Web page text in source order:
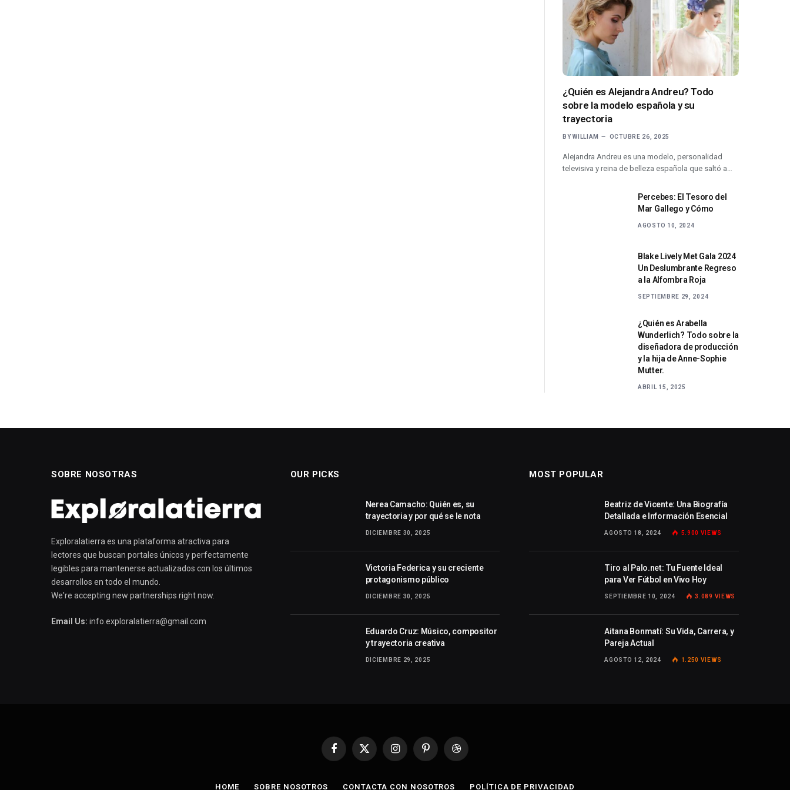
¿Quién es Alejandra Andreu? Todo
sobre la modelo española y su
trayectoria
BY WILLIAM OCTUBRE 26, 2025
Alejandra Andreu es una modelo, personalidad
televisiva y reina de belleza española que saltó a…
Percebes: El Tesoro del
Mar Gallego y Cómo
AGOSTO 10, 2024
Blake Lively Met Gala 2024
Un Deslumbrante Regreso
a la Alfombra Roja
SEPTIEMBRE 29, 2024
¿Quién es Arabella
Wunderlich? Todo sobre la
diseñadora de producción
y la hija de Anne-Sophie
Mutter.
ABRIL 15, 2025
SOBRE NOSOTRAS
Exploralatierra es una plataforma atractiva para
lectores que buscan portales únicos y perfectamente
legibles para mantenerse actualizados con los últimos
desarrollos en todo el mundo.
We're accepting new partnerships right now.
Email Us: info.exploralatierra@gmail.com
OUR PICKS
Nerea Camacho: Quién es, su
trayectoria y por qué se le nota
DICIEMBRE 30, 2025
Victoria Federica y su creciente
protagonismo público
DICIEMBRE 30, 2025
Eduardo Cruz: Músico, compositor
y trayectoria creativa
DICIEMBRE 29, 2025
MOST POPULAR
Beatriz de Vicente: Una Biografía
Detallada e Información Esencial
AGOSTO 18, 2024 5.900 VIEWS
Tiro al Palo.net: Tu Fuente Ideal
para Ver Fútbol en Vivo Hoy
SEPTIEMBRE 10, 2024 3.089 VIEWS
Aitana Bonmatí: Su Vida, Carrera, y
Pareja Actual
AGOSTO 12, 2024 1.250 VIEWS
Facebook
X
InstagramPinterestDribbble
HOME SOBRE NOSOTROS CONTACTA CON NOSOTROS POLÍTICA DE PRIVACIDAD